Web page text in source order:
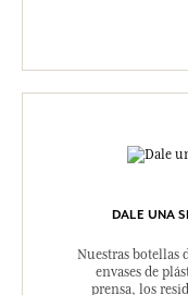
DALE UNA
Nuestras botellas
envases de
prensa, los